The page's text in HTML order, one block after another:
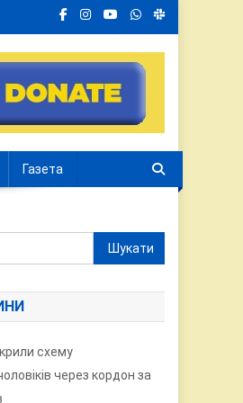
Газета
Пошук:
схему
через кордон за